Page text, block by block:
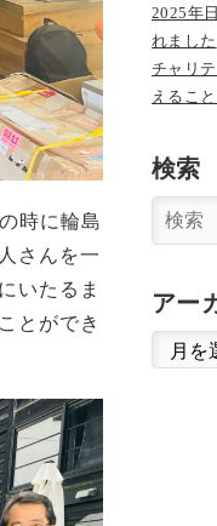
時に輪島
さんを一
いたるま
とができ
2025年
れました
チャリ
えるこ
検索
アー
ー